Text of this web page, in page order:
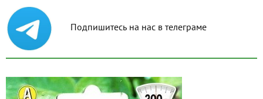
Подпишитесь на нас в телеграме